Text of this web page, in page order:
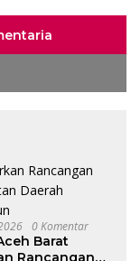
0 Komentar
Barat
Rancangan